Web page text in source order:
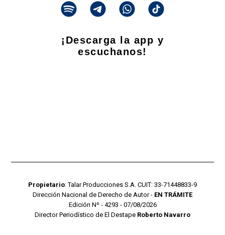
¡Descarga la app y
escuchanos!
Propietario: Talar Producciones S.A. CUIT: 33-71448833-9
Dirección Nacional de Derecho de Autor - EN TRÁMITE
Edición Nº - 4293 - 07/08/2026
Director Periodístico de El Destape Roberto Navarro